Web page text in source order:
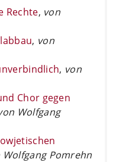
Rechte, von
, von
, von
Chor gegen
Wolfgang
Wolfgang Pomrehn